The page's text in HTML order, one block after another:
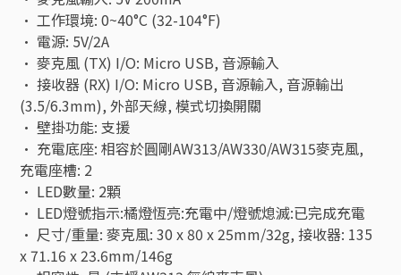
• 工作環境: 0~40°C (32-104°F)
• 電源: 5V/2A
• 麥克風 (TX) I/O: Micro USB, 音源輸入
• 接收器 (RX) I/O: Micro USB, 音源輸入, 音源輸出
(3.5/6.3mm), 外部天線, 模式切換開關
• 壁掛功能: 支援
• 充電底座: 相容於圓剛AW313/AW330/AW315麥克風,
充電座槽: 2
• LED數量: 2顆
• LED燈號指示:橘燈恆亮:充電中/燈號熄滅:已完成充電
• 尺寸/重量: 麥克風: 30 x 80 x 25mm/32g, 接收器: 135
x 71.16 x 23.6mm/146g